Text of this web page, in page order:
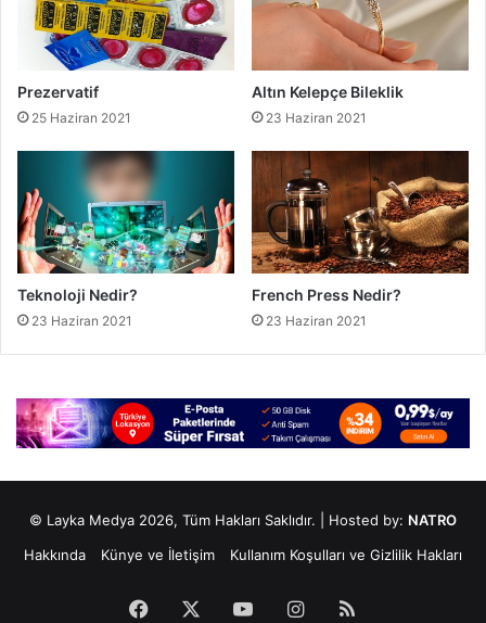
Prezervatif
25 Haziran 2021
Altın Kelepçe Bileklik
23 Haziran 2021
Teknoloji Nedir?
23 Haziran 2021
French Press Nedir?
23 Haziran 2021
© Layka Medya 2026, Tüm Hakları Saklıdır. | Hosted by: NATRO
Hakkında
Künye ve İletişim Kullanım Koşulları ve Gizlilik Hakları
Facebook YouTubeInstagram
RSS